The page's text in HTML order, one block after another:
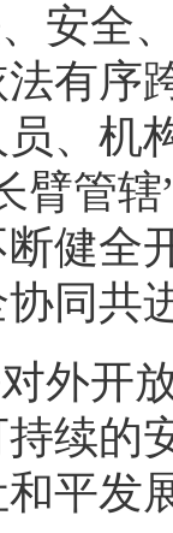
安全
有序
、机
臂管
健全
同共
外开
持续
平发